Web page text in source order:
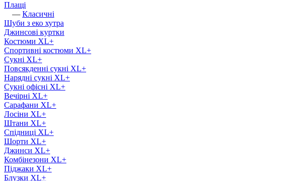
Плащі
— Класичні
Шуби з еко хутра
Джинсові куртки
Костюми XL+
Спортивні костюми XL+
Сукні XL+
Повсякденні сукні XL+
Нарядні сукні XL+
Сукні офісні XL+
Вечірні XL+
Сарафани XL+
Лосіни XL+
Штани XL+
Спідниці XL+
Шорти XL+
Джинси XL+
Комбінезони XL+
Піджаки XL+
Блузки XL+